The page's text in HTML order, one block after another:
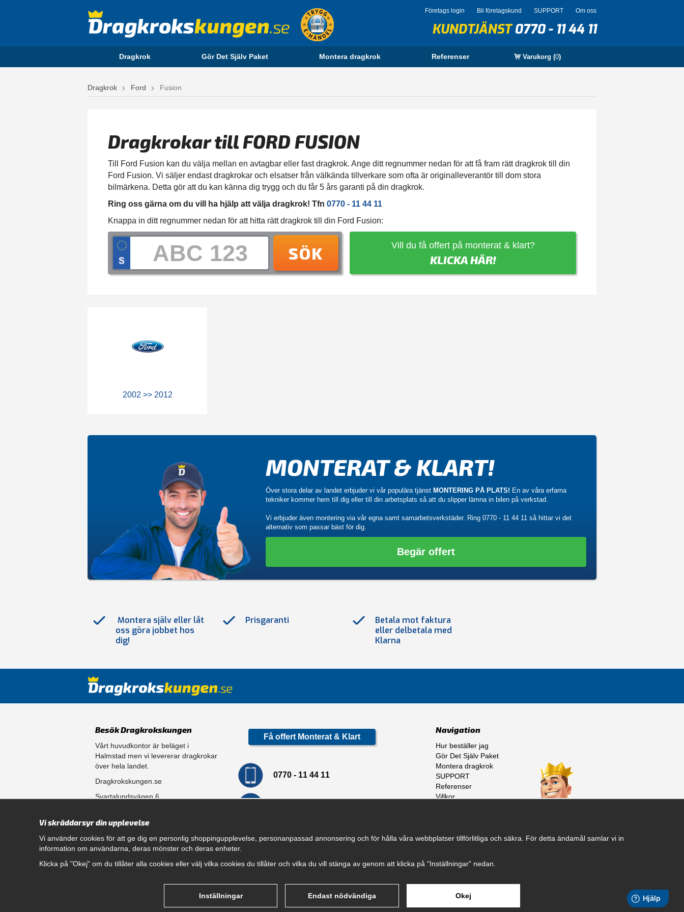
Företags login Bli företagskund SUPPORT Om oss
KUNDTJÄNST0770 - 11 44 11
Dragkrok Gör Det Själv Paket Montera dragkrok Referenser Varukorg (0)
Dragkrok Ford Fusion
Dragkrokar till FORD FUSION
Till Ford Fusion kan du välja mellan en avtagbar eller fast dragkrok. Ange ditt regnummer nedan för att få fram rätt dragkrok till din
Ford Fusion. Vi säljer endast dragkrokar och elsatser från välkända tillverkare som ofta är originalleverantör till dom stora
bilmärkena. Detta gör att du kan känna dig trygg och du får 5 års garanti på din dragkrok.
Ring oss gärna om du vill ha hjälp att välja dragkrok! Tfn 0770 - 11 44 11
Knappa in ditt regnummer nedan för att hitta rätt dragkrok till din Ford Fusion:
SÖK Vill du få offert på monterat & klart?
KLICKA HÄR!
2002 >> 2012
MONTERAT & KLART!
Över stora delar av landet erbjuder vi vår populära tjänst MONTERING PÅ PLATS! En av våra erfarna
tekniker kommer hem till dig eller till din arbetsplats så att du slipper lämna in bilen på verkstad.
Vi erbjuder även montering via vår egna samt samarbetsverkstäder. Ring 0770 - 11 44 11 så hittar vi det
alternativ som passar bäst för dig.
Begär offert
Montera själv eller låt
oss göra jobbet hos
dig!
Prisgaranti
Betala mot faktura
eller delbetala med
Klarna
Besök Dragkrokskungen
Vårt huvudkontor är beläget i
Halmstad men vi levererar dragkrokar
över hela landet.
Dragkrokskungen.se
Svartalundsvägen 6
556861-0256
Öppettider
Hitta rätt dragkrok till din bil
Få offert Monterat & Klart
0770 - 11 44 11
Navigation
Hur beställer jag
Gör Det Själv Paket
Montera dragkrok
SUPPORT
Referenser
Villkor
Vi skräddarsyr din upplevelse
Vi använder cookies för att ge dig en personlig shoppingupplevelse, personanpassad annonsering och för hålla våra webbplatser tillförlitliga och säkra. För detta ändamål samlar vi in
information om användarna, deras mönster och deras enheter.
Klicka på "Okej" om du tillåter alla cookies eller välj vilka cookies du tillåter och vilka du vill stänga av genom att klicka på "Inställningar" nedan.
Inställningar Endast nödvändiga Okej